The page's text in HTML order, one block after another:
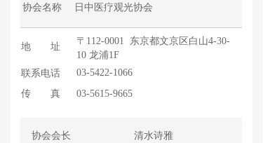
协会名称
地       址
〒112-0001  东京都文京区白山4-30-
10 龙浦1F
日中医疗观光协会
联系电话
清水诗雅
03-5422-1066
传       真
03-5615-9665